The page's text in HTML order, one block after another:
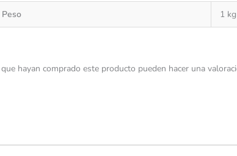
Peso 1 kg
hayan comprado este producto pueden hacer una